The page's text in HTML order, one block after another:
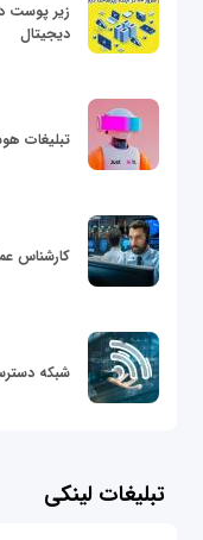
دیجیتال
تبلیغات
کارشناس
شبکه
تبلیغات لینکی